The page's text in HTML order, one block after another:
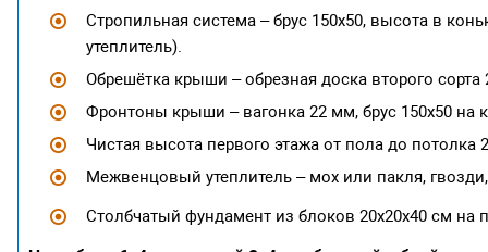
Стропильная система – брус 150х50, высота в
утеплитель).
Обрешётка крыши – обрезная доска второго
Фронтоны крыши – вагонка 22 мм, брус 150х50 на
Чистая высота первого этажа от пола до потолка
Межвенцовый утеплитель – мох или пакля,
Столбчатый фундамент из блоков 20х20х40 см на